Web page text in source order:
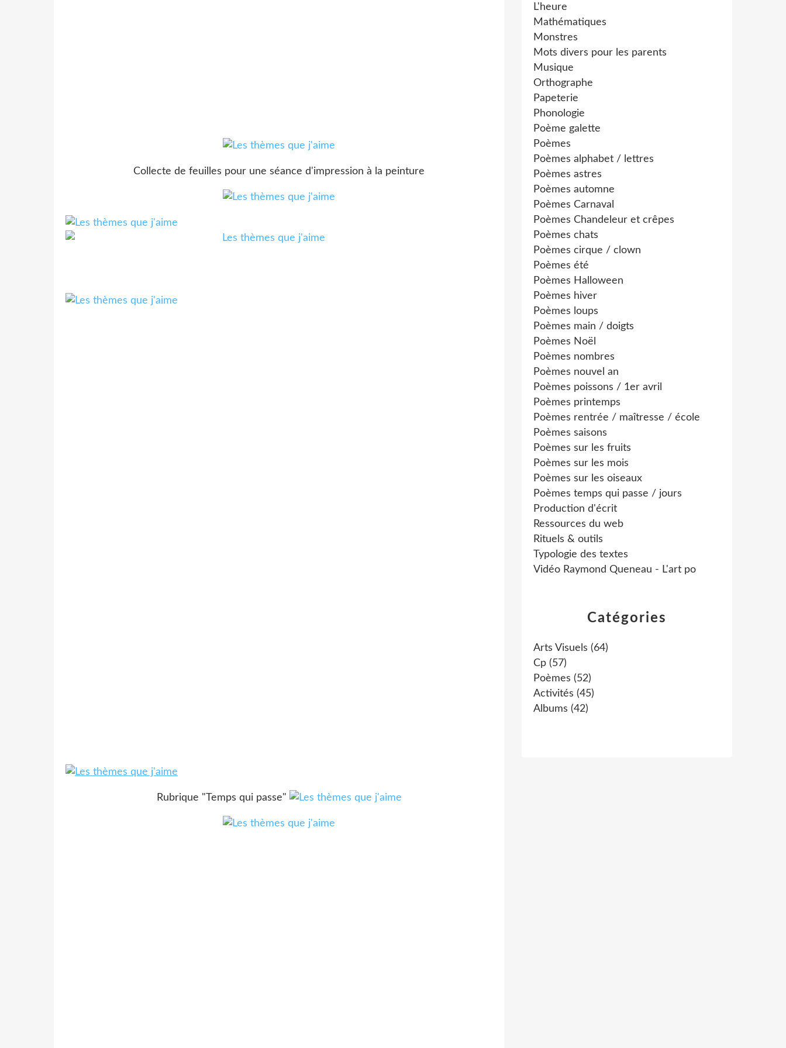
Collecte de feuilles pour une séance d'impression à la peinture
Rubrique "Temps qui passe"
Catégories
Arts Visuels (64)
Cp (57)
Poèmes (52)
Activités (45)
Albums (42)
L'heure
Mathématiques
Monstres
Mots divers pour les parents
Musique
Orthographe
Papeterie
Phonologie
Poème galette
Poèmes
Poèmes alphabet / lettres
Poèmes astres
Poèmes automne
Poèmes Carnaval
Poèmes Chandeleur et crêpes
Poèmes chats
Poèmes cirque / clown
Poèmes été
Poèmes Halloween
Poèmes hiver
Poèmes loups
Poèmes main / doigts
Poèmes Noël
Poèmes nombres
Poèmes nouvel an
Poèmes poissons / 1er avril
Poèmes printemps
Poèmes rentrée / maîtresse / école
Poèmes saisons
Poèmes sur les fruits
Poèmes sur les mois
Poèmes sur les oiseaux
Poèmes temps qui passe / jours
Production d'écrit
Ressources du web
Rituels & outils
Typologie des textes
Vidéo Raymond Queneau - L'art po